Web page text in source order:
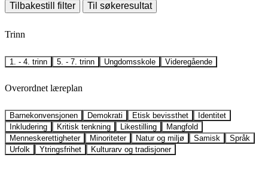
Tilbakestill filter
Til søkeresultat
Trinn
1. - 4. trinn 5. - 7. trinn Ungdomsskole Videregående
Overordnet læreplan
Barnekonvensjonen Demokrati Etisk bevissthet
Identitet
Inkludering
Kritisk tenkning Likestilling
Mangfold
Menneskerettigheter
Minoriteter Natur og miljø Samisk
Språk
Urfolk
Ytringsfrihet Kulturarv og tradisjoner